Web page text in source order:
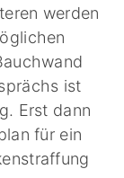
werden
ist
Erst dann
für ein